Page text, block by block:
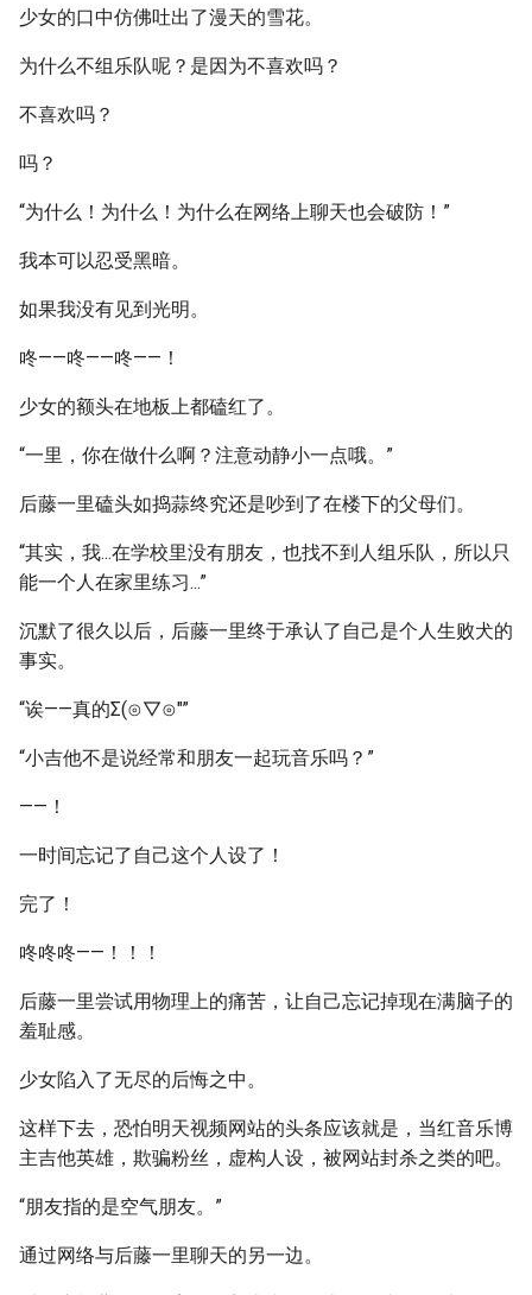
少女的口中仿佛吐出了漫天的雪花。
为什么不组乐队呢？是因为不喜欢吗？
不喜欢吗？
吗？
“为什么！为什么！为什么在网络上聊天也会破防！”
我本可以忍受黑暗。
如果我没有见到光明。
咚——咚——咚——！
少女的额头在地板上都磕红了。
“一里，你在做什么啊？注意动静小一点哦。”
后藤一里磕头如捣蒜终究还是吵到了在楼下的父母们。
“其实，我...在学校里没有朋友，也找不到人组乐队，所以只
能一个人在家里练习...”
沉默了很久以后，后藤一里终于承认了自己是个人生败犬的
事实。
“诶——真的Σ(⊙▽⊙"”
“小吉他不是说经常和朋友一起玩音乐吗？”
——！
一时间忘记了自己这个人设了！
完了！
咚咚咚——！！！
后藤一里尝试用物理上的痛苦，让自己忘记掉现在满脑子的
羞耻感。
少女陷入了无尽的后悔之中。
这样下去，恐怕明天视频网站的头条应该就是，当红音乐博
主吉他英雄，欺骗粉丝，虚构人设，被网站封杀之类的吧。
“朋友指的是空气朋友。”
通过网络与后藤一里聊天的另一边。